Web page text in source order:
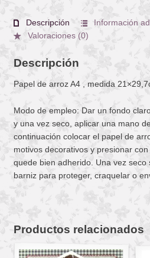
Descripción
Información
Valoraciones (0)
Descripción
Papel de arroz A4 , medida
Modo de empleo: Dar un fondo
y una vez seco, aplicar una mano
continuación colocar el papel de
motivos decorativos y presionar
quede bien adherido. Una vez seco
barniz para proteger, craquelar o
Productos relacionados